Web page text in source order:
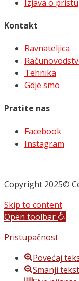
Izjava o
Kontakt
Ravnateljica
Tehnika
Gdje smo
Pratite nas
Facebook
Instagram
Copyright 2025©
Skip to content
Open toolbar
Pristupačnost
Povećaj
Smanji tekst